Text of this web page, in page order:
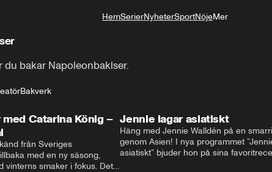
HemSerierNyheterSportNöjeMer
bakar Napoleonbaklser.
Bakverk
Catarina König –
från Sveriges
med en ny säsong,
vinterns smaker i fokus. Det
Jennie lagar asiatiskt
Häng med Jennie Walldén på en
genom Asien! I nya programmet
asiatiskt” bjuder hon på sina